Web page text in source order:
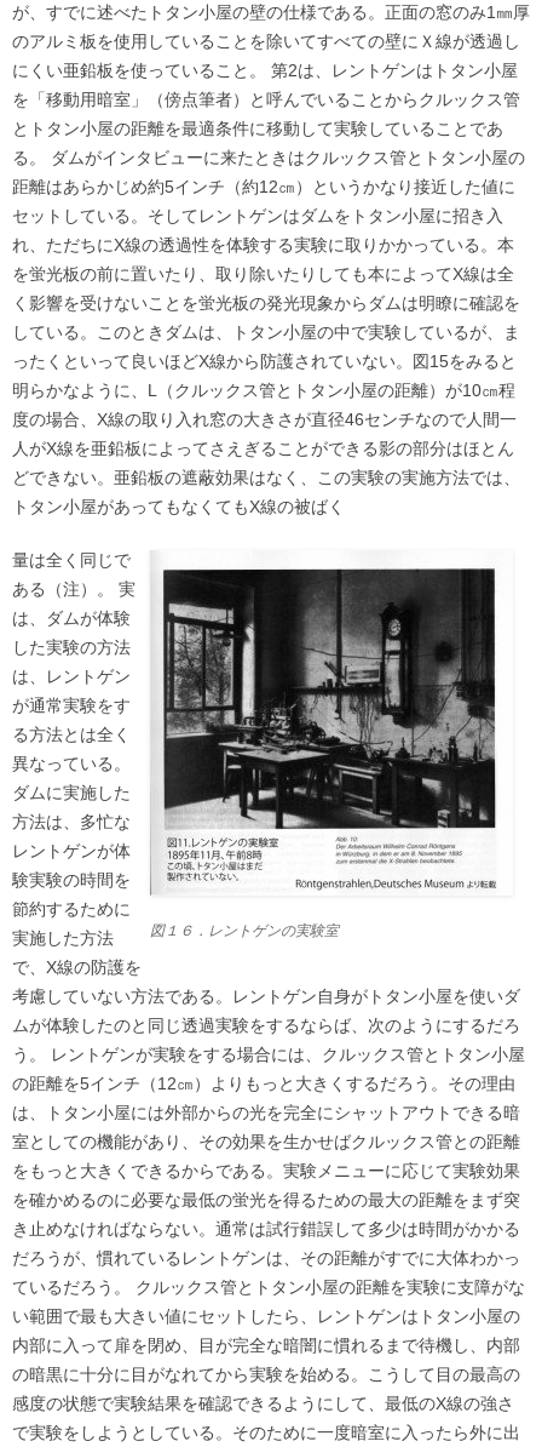
が、すでに述べたトタン小屋の壁の仕様である。正面の窓のみ1㎜厚
のアルミ板を使用していることを除いてすべての壁にＸ線が透過し
にくい亜鉛板を使っていること。 第2は、レントゲンはトタン小屋
を「移動用暗室」（傍点筆者）と呼んでいることからクルックス管
とトタン小屋の距離を最適条件に移動して実験していることであ
る。 ダムがインタビューに来たときはクルックス管とトタン小屋の
距離はあらかじめ約5インチ（約12㎝）というかなり接近した値に
セットしている。そしてレントゲンはダムをトタン小屋に招き入
れ、ただちにX線の透過性を体験する実験に取りかかっている。本
を蛍光板の前に置いたり、取り除いたりしても本によってX線は全
く影響を受けないことを蛍光板の発光現象からダムは明瞭に確認を
している。このときダムは、トタン小屋の中で実験しているが、ま
ったくといって良いほどX線から防護されていない。図15をみると
明らかなように、L（クルックス管とトタン小屋の距離）が10㎝程
度の場合、X線の取り入れ窓の大きさが直径46センチなので人間一
人がX線を亜鉛板によってさえぎることができる影の部分はほとん
どできない。亜鉛板の遮蔽効果はなく、この実験の実施方法では、
トタン小屋があってもなくてもX線の被ばく
図１６．レントゲンの実験室
量は全く同じで
ある（注）。 実
は、ダムが体験
した実験の方法
は、レントゲン
が通常実験をす
る方法とは全く
異なっている。
ダムに実施した
方法は、多忙な
レントゲンが体
験実験の時間を
節約するために
実施した方法
で、X線の防護を
考慮していない方法である。レントゲン自身がトタン小屋を使いダ
ムが体験したのと同じ透過実験をするならば、次のようにするだろ
う。 レントゲンが実験をする場合には、クルックス管とトタン小屋
の距離を5インチ（12㎝）よりもっと大きくするだろう。その理由
は、トタン小屋には外部からの光を完全にシャットアウトできる暗
室としての機能があり、その効果を生かせばクルックス管との距離
をもっと大きくできるからである。実験メニューに応じて実験効果
を確かめるのに必要な最低の蛍光を得るための最大の距離をまず突
き止めなければならない。通常は試行錯誤して多少は時間がかかる
だろうが、慣れているレントゲンは、その距離がすでに大体わかっ
ているだろう。 クルックス管とトタン小屋の距離を実験に支障がな
い範囲で最も大きい値にセットしたら、レントゲンはトタン小屋の
内部に入って扉を閉め、目が完全な暗闇に慣れるまで待機し、内部
の暗黒に十分に目がなれてから実験を始める。こうして目の最高の
感度の状態で実験結果を確認できるようにして、最低のX線の強さ
で実験をしようとしている。そのために一度暗室に入ったら外に出